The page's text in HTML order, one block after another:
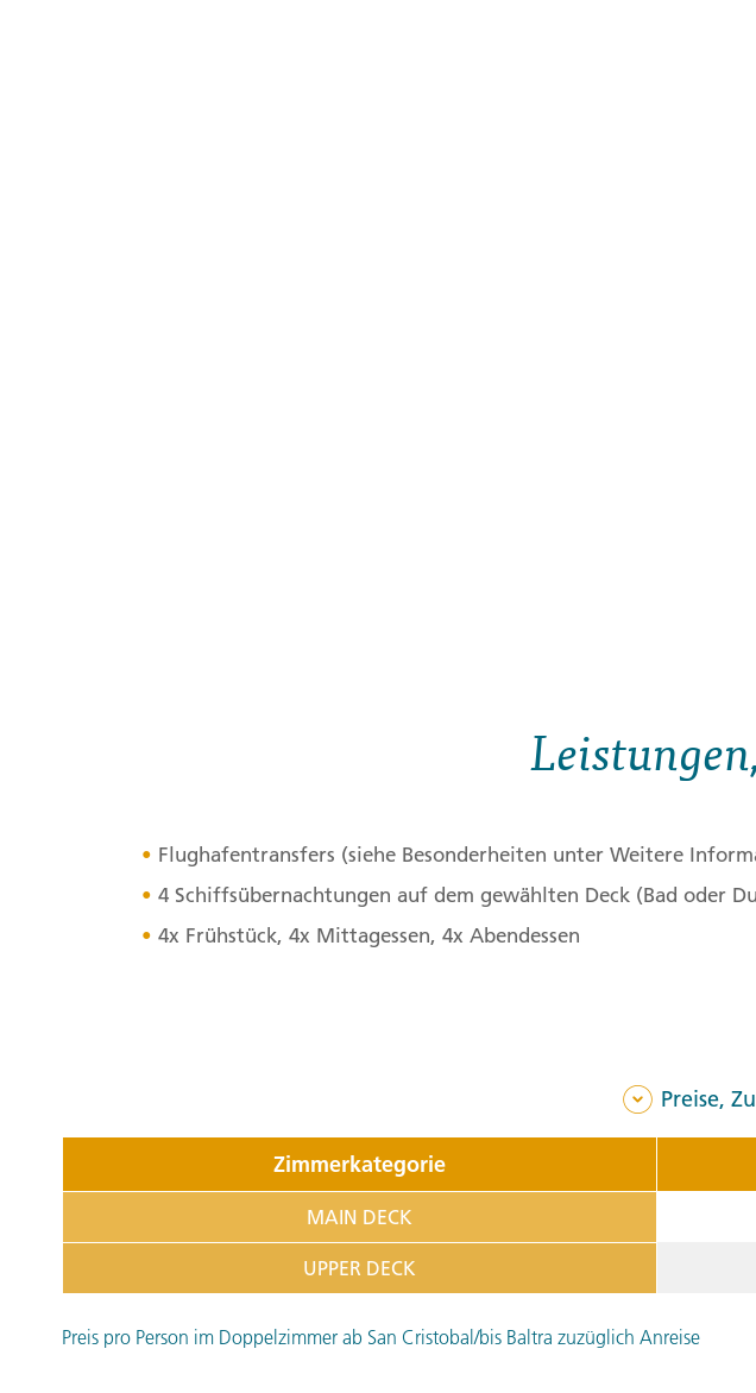
Flughafentransfers (siehe Besonderheiten unter Weitere
4 Schiffsübernachtungen auf dem gewählten Deck (Bad oder
4x Frühstück, 4x Mittagessen, 4x Abendessen
Preise,
Zimmerkategorie
MAIN DECK
UPPER DECK
Preis pro Person im Doppelzimmer ab San Cristobal/bis Baltra zuzüglich Anreise